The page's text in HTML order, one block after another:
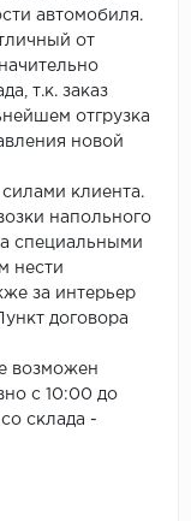
автомобиля.
от
т.к. заказ
отгрузка
новой
клиента.
напольного
специальными
нести
за интерьер
договора
возможен
с 10:00 до
склада -